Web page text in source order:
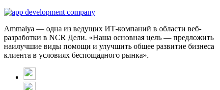
Ammaiya — одна из ведущих ИТ-компаний в области веб-
разработки в NCR Дели. «Наша основная цель — предложить
наилучшие виды помощи и улучшить общее развитие бизнеса
клиента в условиях беспощадного рынка».